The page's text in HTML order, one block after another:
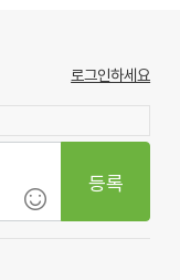
로그인하세요
등록